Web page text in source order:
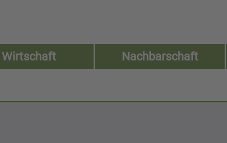
Wirtschaft Nachbarschaft